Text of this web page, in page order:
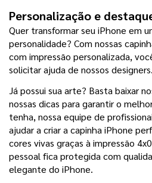
Personalização e
Quer transformar seu iPhone em
personalidade? Com nossas
com impressão personalizada,
solicitar ajuda de nossos designers.
Já possui sua arte? Basta baixar
nossas dicas para garantir o
tenha, nossa equipe de
ajudar a criar a capinha iPhone
cores vivas graças à impressão
pessoal fica protegida com
elegante do iPhone.